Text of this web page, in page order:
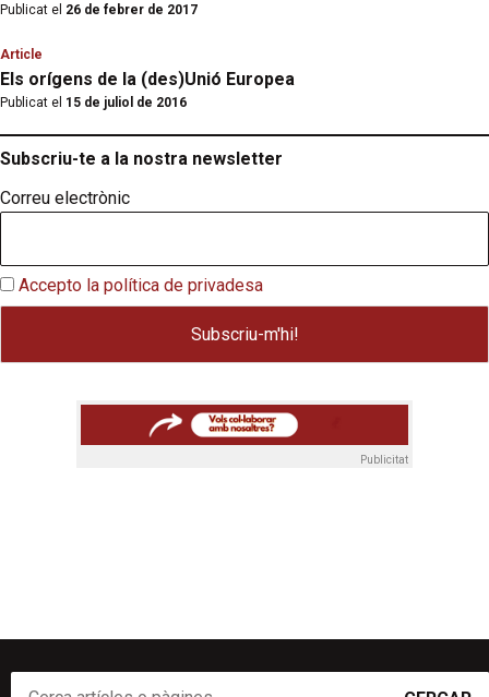
Publicat el 26 de febrer de 2017
Article
Els orígens de la (des)Unió Europea
Publicat el 15 de juliol de 2016
Subscriu-te a la nostra newsletter
Correu electrònic
Accepto la política de privadesa
Publicitat